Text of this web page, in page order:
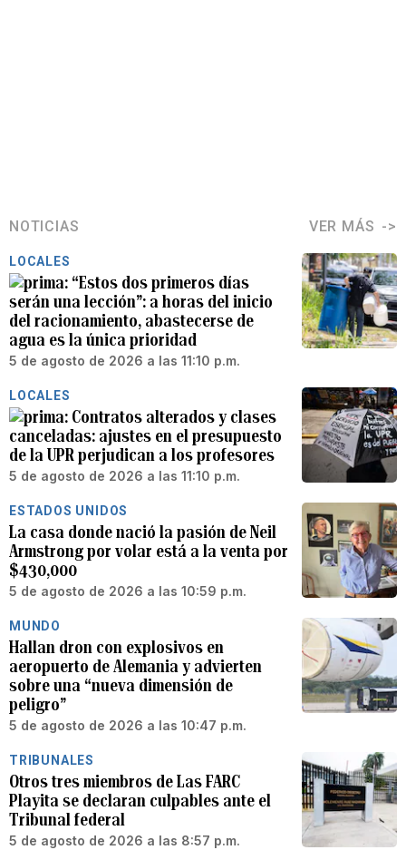
NOTICIAS VER MÁS
LOCALES
“Estos dos primeros días
serán una lección”: a horas del inicio
del racionamiento, abastecerse de
agua es la única prioridad
5 de agosto de 2026 a las 11:10 p.m.
LOCALES
Contratos alterados y clases
canceladas: ajustes en el presupuesto
de la UPR perjudican a los profesores
5 de agosto de 2026 a las 11:10 p.m.
ESTADOS UNIDOS
La casa donde nació la pasión de Neil
Armstrong por volar está a la venta por
$430,000
5 de agosto de 2026 a las 10:59 p.m.
MUNDO
Hallan dron con explosivos en
aeropuerto de Alemania y advierten
sobre una “nueva dimensión de
peligro”
5 de agosto de 2026 a las 10:47 p.m.
TRIBUNALES
Otros tres miembros de Las FARC
Playita se declaran culpables ante el
Tribunal federal
5 de agosto de 2026 a las 8:57 p.m.